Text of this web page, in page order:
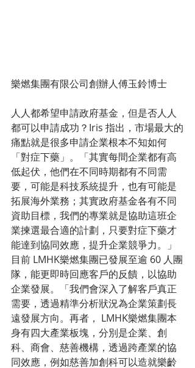
樂燃集團有限公司創辦人傅玉鈴博士
人人都希望申請政府基金，但是否人人
都可以申請成功？Iris 指出，市場最大的
痛點就是很多申請企業根本不知如何
「對症下藥」。「其實每間企業都有高
低起伏，他們在不同時期都有不同需
要，可能是科技系統提升，也有可能是
拓展海外業務；其實政府基金各有不同
資助目標，我們的專業就是協助這班企
業揀選最合適的計劃，只要對症下藥才
能達到協同效應，提升企業競爭力。」
目前 LMHK樂燃集團已發展至逾 60 人團
隊，能更即時回應客戶的反饋，以協助
企業發展。「我們會深入了解客戶真正
需要，透過精準分析狀況為企業策劃長
遠發展方向。再者， LMHK樂燃集團本
身有四大產業板塊，分別是企業、創
科、商會、慈善機構，透過跨產業的協
同效應，例如慈善加創科可以造就樂齡